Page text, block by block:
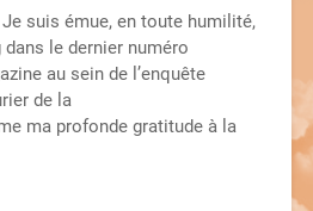
suis émue, en toute humilité,
le dernier numéro
au sein de l’enquête
de la
ma profonde gratitude à la